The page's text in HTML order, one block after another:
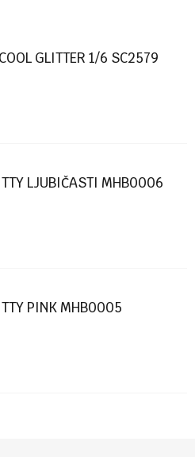
GLITTER 1/6 SC2579
LJUBIČASTI MHB0006
PINK MHB0005